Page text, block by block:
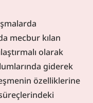
mecbur kılan
olarak
giderek
özelliklerine